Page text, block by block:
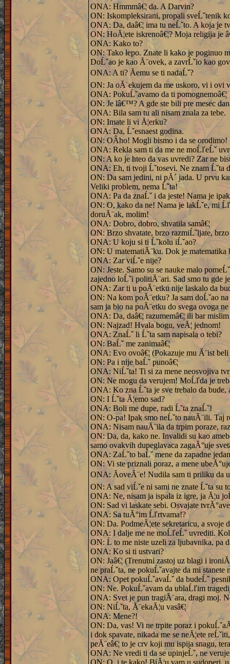
ONA: Hmmmâ€¦ da. A Darvin?
ON: Iskompleksirani, propali sveĹˇtenik
ONA: Da, daâ€¦ ima tu neĹˇto. A koja je
ON: HoĂ¦ete iskrenoâ€¦? Moja religija je
ONA: Kako to?
ON: Tako lepo. Znate li kako je poginuo
DoĹˇao je kao Ă¨ovek, a zavrĹˇio kao
ONA: A ti? Ăemu se ti nadaĹˇ?
ON: Ja oĂ¨ekujem da me uskoro, vi i ovi
ONA: PokuĹˇavamo da ti pomognemoâ€¦
ON: Je lâ€™? A gde ste bili pre mesec
ONA: Bila sam tu ali nisam znala za tebe.
ON: Imate li vi Ă¦erku?
ONA: Da, Ĺˇesnaest godina.
ON: OÂ­ho! Mogli bismo i da se orodimo!
ONA: Rekla sam ti da me ne moĹľeĹˇ
ON: A ko je hteo da vas uvredi? Zar ne
ONA: Eh, ti tvoji Ĺˇtosevi. Ne znam Ĺˇta
ON: Da sam jedini, ni pĂ´ jada. U prvu
Veliki problem, nema Ĺˇta!
ONA: Pa da znaĹˇ i da jeste! Nama je
ON: O, kako da ne! Nama je lakĹˇe, mi
doruĂ¨ak, molim!
ONA: Dobro, dobro, shvatila samâ€¦
ON: Brzo shvatate, brzo razmiĹˇljate, brzo
ONA: U koju si ti Ĺˇkolu iĹˇao?
ON: U matematiĂ¨ku. Dok je matematika
ONA: Zar viĹˇe nije?
ON: Jeste. Samo su se nauke malo
zajedno loĹˇi politiĂ¨ari. Sad smo tu gde
ONA: Zar ti u poĂ¨etku nije laskalo da
ON: Na kom poĂ¨etku? Ja sam doĹˇao
sam ja bio na poĂ¨etku do svega ovoga
ONA: Da, daâ€¦ razumemâ€¦ ili bar
ON: Najzad! Hvala bogu, veĂ¦ jednom!
ONA: ZnaĹˇ li Ĺˇta sam napisala o tebi?
ON: BaĹˇ me zanimaâ€¦
ONA: Evo ovoâ€¦ (Pokazuje mu Ă¨ist
ON: Pa i nije baĹˇ punoâ€¦
ONA: NiĹˇta! Ti si za mene neosvojiva
ON: Ne mogu da verujem! MoĹľda je
ONA: Ko zna Ĺˇta je sve trebalo da
ON: I Ĺˇta Ă¦emo sad?
ONA: Boli me dupe, radi Ĺˇta znaĹˇ!
ON: O-pa! Ipak smo neĹˇto nauĂ¨ili. Taj
ONA: Nisam nauĂ¨ila da trpim poraze,
ON: Da, da, kako ne. Invalidi su kao
samo ovakvih dupeglavaca zagaĂ°uje
ONA: ZaĹˇto baĹˇ mene da zapadne
ON: Vi ste priznali poraz, a mene
ONA: ĂoveĂ¨e! Nudila sam ti priliku da
ON: A sad viĹˇe ni sami ne znate Ĺˇta su
ONA: Ne, nisam ja ispala iz igre, ja Ă¦u
ON: Sad vi laskate sebi. Osvajate
ONA: Sa tuĂ°im Ĺľrtvama!?
ON: Da. PodmeĂ¦ete sekretaricu, a svoje
ONA: I dalje me ne moĹľeĹˇ uvrediti.
ON: Ĺ to me niste uzeli za ljubavnika, pa
ONA: Ko si ti ustvari?
ON: Jaâ€¦ (Trenutni zastoj uz blagi i
ne praĹˇta, ne pokuĹˇavajte da mi stanete
ONA: Opet pokuĹˇavaĹˇ da budeĹˇ
ON: Ne. PokuĹˇavam da ublaĹľim
ONA: Svet je pun tragiĂ¨ara, dragi moj.
ON: NiĹˇta, Ă¨ekaĂ¦u vasâ€¦
ONA: Mene?!
ON: Da, vas! Vi ne trpite poraz i
i dok spavate, nikada me se neĂ¦ete
peĂ¨eâ€¦ to je crv koji mu ispija snagu,
ONA: Ne vredi ti da se upinjeĹˇ, ne
ON: O, i te kako! BiĂ¦u vam u sudoperi, u